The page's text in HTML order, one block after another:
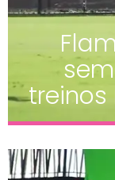
treinos